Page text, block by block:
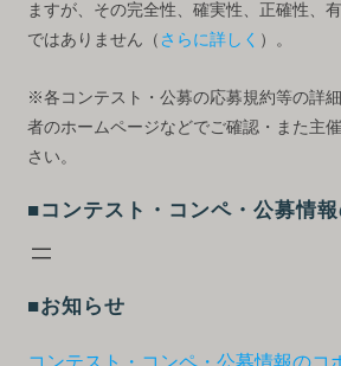
ますが、その完全性、確実性、正確性、
ではありません（ さらに詳しく ）。
※各コンテスト・公募の応募規約等の詳
者のホームページなどでご確認・また主
さい。
■コンテスト・コンペ・公募情
■お知らせ